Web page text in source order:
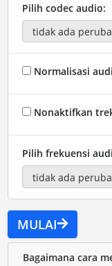
Pilih codec audio:
Normalisasi
Nonaktifkan
Pilih frekuensi
MULAI
Bagaimana cara